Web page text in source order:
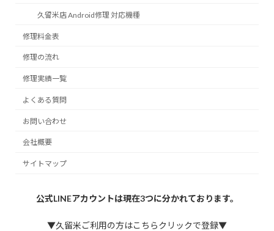
久留米店 Android修理 対応機種
修理料金表
修理の流れ
修理実績一覧
よくある質問
お問い合わせ
会社概要
サイトマップ
公式LINEアカウントは現在3つに分かれております。
▼久留米ご利用の方はこちらクリックで登録▼